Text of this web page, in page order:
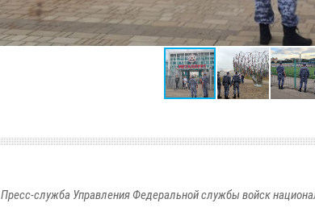
Пресс-служба Управления Федеральной службы войск